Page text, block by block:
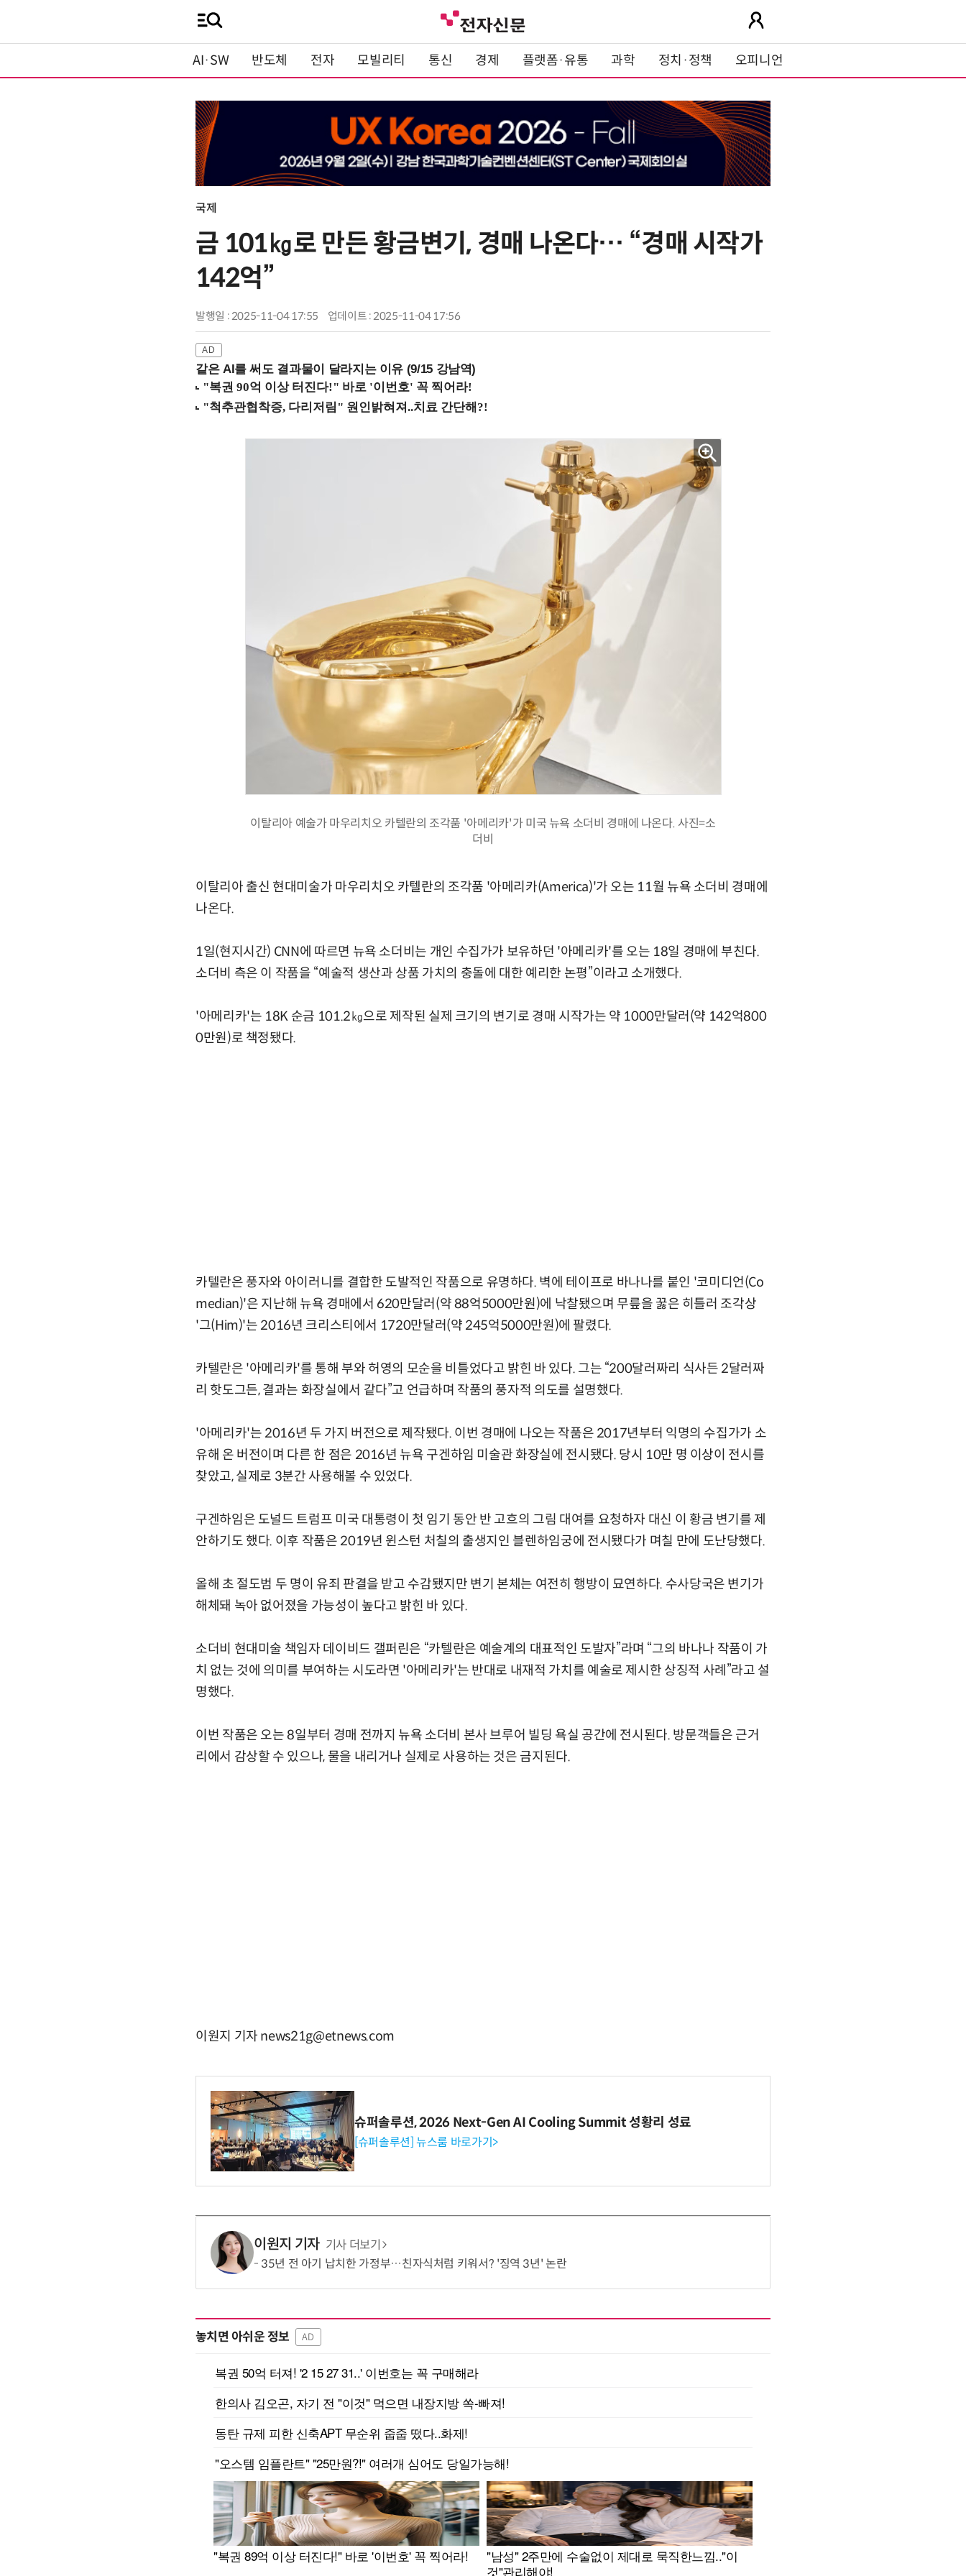
AI·SW 반도체 전자 모빌리티 통신 경제 플랫폼·유통 과학 정치·정책 오피니언
국제
금 101㎏로 만든 황금변기, 경매 나온다… “경매 시작가
142억”
발행일 : 2025-11-04 17:55 업데이트 : 2025-11-04 17:56
같은 AI를 써도 결과물이 달라지는 이유 (9/15 강남역)
이탈리아 예술가 마우리치오 카텔란의 조각품 '아메리카'가 미국 뉴욕 소더비 경매에 나온다. 사진=소
더비
이탈리아 출신 현대미술가 마우리치오 카텔란의 조각품 '아메리카(America)'가 오는 11월 뉴욕 소더비 경매에
나온다.
1일(현지시간) CNN에 따르면 뉴욕 소더비는 개인 수집가가 보유하던 '아메리카'를 오는 18일 경매에 부친다.
소더비 측은 이 작품을 “예술적 생산과 상품 가치의 충돌에 대한 예리한 논평”이라고 소개했다.
'아메리카'는 18K 순금 101.2㎏으로 제작된 실제 크기의 변기로 경매 시작가는 약 1000만달러(약 142억800
0만원)로 책정됐다.
카텔란은 풍자와 아이러니를 결합한 도발적인 작품으로 유명하다. 벽에 테이프로 바나나를 붙인 '코미디언(Co
median)'은 지난해 뉴욕 경매에서 620만달러(약 88억5000만원)에 낙찰됐으며 무릎을 꿇은 히틀러 조각상
'그(Him)'는 2016년 크리스티에서 1720만달러(약 245억5000만원)에 팔렸다.
카텔란은 '아메리카'를 통해 부와 허영의 모순을 비틀었다고 밝힌 바 있다. 그는 “200달러짜리 식사든 2달러짜
리 핫도그든, 결과는 화장실에서 같다”고 언급하며 작품의 풍자적 의도를 설명했다.
'아메리카'는 2016년 두 가지 버전으로 제작됐다. 이번 경매에 나오는 작품은 2017년부터 익명의 수집가가 소
유해 온 버전이며 다른 한 점은 2016년 뉴욕 구겐하임 미술관 화장실에 전시됐다. 당시 10만 명 이상이 전시를
찾았고, 실제로 3분간 사용해볼 수 있었다.
구겐하임은 도널드 트럼프 미국 대통령이 첫 임기 동안 반 고흐의 그림 대여를 요청하자 대신 이 황금 변기를 제
안하기도 했다. 이후 작품은 2019년 윈스턴 처칠의 출생지인 블렌하임궁에 전시됐다가 며칠 만에 도난당했다.
올해 초 절도범 두 명이 유죄 판결을 받고 수감됐지만 변기 본체는 여전히 행방이 묘연하다. 수사당국은 변기가
해체돼 녹아 없어졌을 가능성이 높다고 밝힌 바 있다.
소더비 현대미술 책임자 데이비드 갤퍼린은 “카텔란은 예술계의 대표적인 도발자”라며 “그의 바나나 작품이 가
치 없는 것에 의미를 부여하는 시도라면 '아메리카'는 반대로 내재적 가치를 예술로 제시한 상징적 사례”라고 설
명했다.
이번 작품은 오는 8일부터 경매 전까지 뉴욕 소더비 본사 브루어 빌딩 욕실 공간에 전시된다. 방문객들은 근거
리에서 감상할 수 있으나, 물을 내리거나 실제로 사용하는 것은 금지된다.
이원지 기자 news21g@etnews.com
슈퍼솔루션, 2026 Next-Gen AI Cooling Summit 성황리 성료
[슈퍼솔루션] 뉴스룸 바로가기>
이원지 기자 기사 더보기
35년 전 아기 납치한 가정부…친자식처럼 키워서? '징역 3년' 논란
놓치면 아쉬운 정보 AD